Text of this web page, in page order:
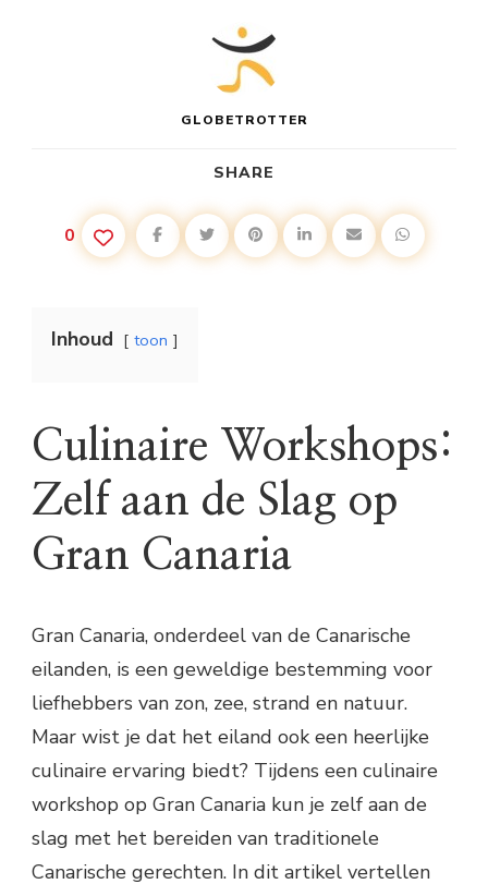
GLOBETROTTER
SHARE
0
Inhoud toon
Culinaire Workshops:
Zelf aan de Slag op
Gran Canaria
Gran Canaria, onderdeel van de Canarische
eilanden, is een geweldige bestemming voor
liefhebbers van zon, zee, strand en natuur.
Maar wist je dat het eiland ook een heerlijke
culinaire ervaring biedt? Tijdens een culinaire
workshop op Gran Canaria kun je zelf aan de
slag met het bereiden van traditionele
Canarische gerechten. In dit artikel vertellen